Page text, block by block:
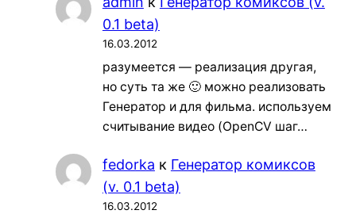
0.1 beta)
16.03.2012
разумеется — реализация другая,
но суть та же 🙂 можно реализовать
Генератор и для фильма. используем
считывание видео (OpenCV шаг…
fedorka к Генератор комиксов
(v. 0.1 beta)
16.03.2012